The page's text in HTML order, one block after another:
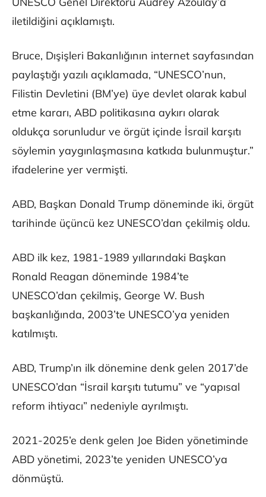
iletildiğini açıklamıştı.
Bruce, Dışişleri Bakanlığının internet sayfasından
paylaştığı yazılı açıklamada, “UNESCO’nun,
Filistin Devletini (BM’ye) üye devlet olarak kabul
etme kararı, ABD politikasına aykırı olarak
oldukça sorunludur ve örgüt içinde İsrail karşıtı
söylemin yaygınlaşmasına katkıda bulunmuştur.”
ifadelerine yer vermişti.
ABD, Başkan Donald Trump döneminde iki, örgüt
tarihinde üçüncü kez UNESCO’dan çekilmiş oldu.
ABD ilk kez, 1981-1989 yıllarındaki Başkan
Ronald Reagan döneminde 1984’te
UNESCO’dan çekilmiş, George W. Bush
başkanlığında, 2003’te UNESCO’ya yeniden
katılmıştı.
ABD, Trump’ın ilk dönemine denk gelen 2017’de
UNESCO’dan “İsrail karşıtı tutumu” ve “yapısal
reform ihtiyacı” nedeniyle ayrılmıştı.
2021-2025’e denk gelen Joe Biden yönetiminde
ABD yönetimi, 2023’te yeniden UNESCO’ya
dönmüştü.